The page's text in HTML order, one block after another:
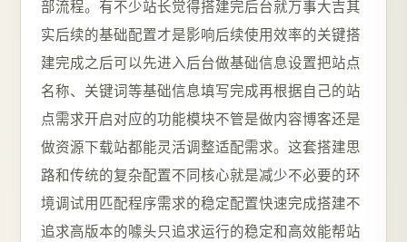
部流程。有不少站长觉得搭建完后台就万事大吉其
实后续的基础配置才是影响后续使用效率的关键搭
建完成之后可以先进入后台做基础信息设置把站点
名称、关键词等基础信息填写完成再根据自己的站
点需求开启对应的功能模块不管是做内容博客还是
做资源下载站都能灵活调整适配需求。这套搭建思
路和传统的复杂配置不同核心就是减少不必要的环
境调试用匹配程序需求的稳定配置快速完成搭建不
追求高版本的噱头只追求运行的稳定和高效能帮站